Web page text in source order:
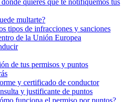
quieres que te notifiquemos tus
multarte?
tipos de infracciones y sanciones
de la Unión Europea
de tus permisos y puntos
y certificado de conductor
y justificante de puntos